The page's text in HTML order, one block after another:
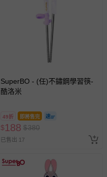
SuperBO - (任)不鏽鋼學習筷-
酷洛米
49折 即將售完
$188 $380
已售出 17